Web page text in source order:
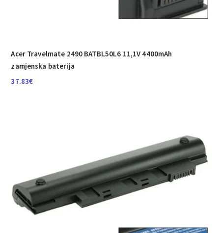
Acer Travelmate 2490 BATBL50L6 11,1V 4400mAh
zamjenska baterija
37.83€